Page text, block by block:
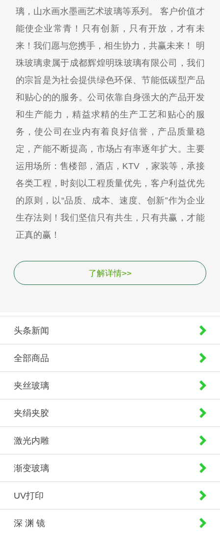
璃，山水画水墨画艺术玻璃等系列。 客户价值才
能使企业常青！只有创新，只有开放，才有未
来！我们愿与您携手，相生协力，共赢未来！ 明
珠玻璃隶属于成都辉煌明珠玻璃有限公司，我们
的宗旨是为社会提供绿色环保、节能低碳型产品
和贴心的的服务。公司依靠自身强大的产品开发
和生产能力，精益求精的生产工艺和贴心的服
务，使公司在业内有着良好信誉，产品质量稳
定，产能不断提高，市场占有率逐年扩大。主要
运用场所：售楼部，酒店，KTV ，家装等，承接
各类工程，时刻以工程质量优先，客户利益优先
的原则，以“品质、成本、速度、创新”作为企业
生存法则！我们坚信只有共生，只有共赢，才能
正真的赢！
了解详情>>
头条新闻
全部商品
夹丝玻璃
夹绢夹胶
激光内雕
渐变玻璃
UV打印
深 渊 镜